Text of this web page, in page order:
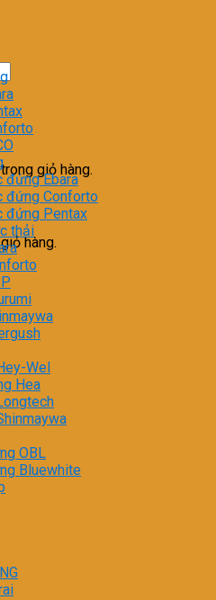
giỏ hàng.
hàng.
đứng Ebara
đứng Conforto
đứng Pentax
thải
Wel
Hea
OBL
Bluewhite